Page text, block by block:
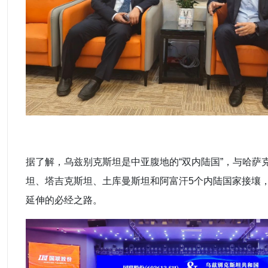
据了解，乌兹别克斯坦是中亚腹地的“双内陆国”，与哈萨
坦、塔吉克斯坦、 土库曼斯坦和阿富汗5个内陆国家接壤
延伸的必经之路。